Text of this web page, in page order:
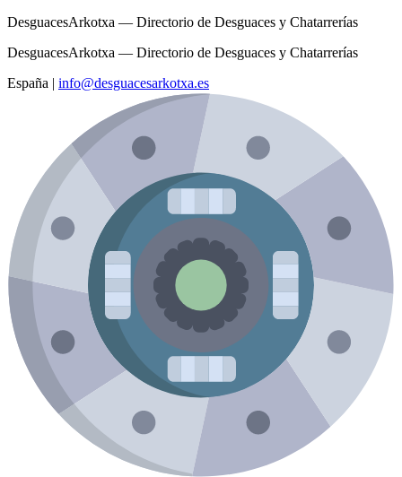
DesguacesArkotxa — Directorio de Desguaces y Chatarrerías
DesguacesArkotxa — Directorio de Desguaces y Chatarrerías
España | info@desguacesarkotxa.es